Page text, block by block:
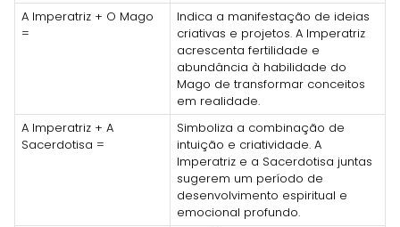
A Imperatriz + O Mago
=
Indica a manifestação de ideias
criativas e projetos. A Imperatriz
acrescenta fertilidade e
abundância à habilidade do
Mago de transformar conceitos
em realidade.
A Imperatriz + A
Sacerdotisa =
Simboliza a combinação de
intuição e criatividade. A
Imperatriz e a Sacerdotisa juntas
sugerem um período de
desenvolvimento espiritual e
emocional profundo.